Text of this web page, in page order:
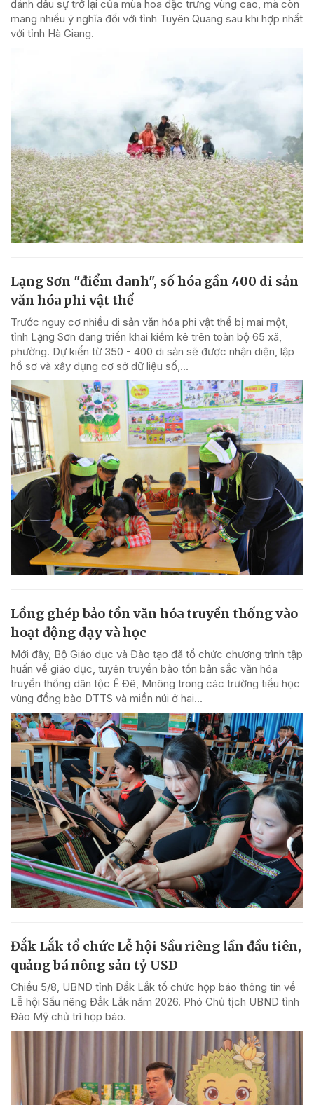
đánh dấu sự trở lại của mùa hoa đặc trưng vùng cao, mà còn
mang nhiều ý nghĩa đối với tỉnh Tuyên Quang sau khi hợp nhất
với tỉnh Hà Giang.
Lạng Sơn "điểm danh", số hóa gần 400 di sản
văn hóa phi vật thể
Trước nguy cơ nhiều di sản văn hóa phi vật thể bị mai một,
tỉnh Lạng Sơn đang triển khai kiểm kê trên toàn bộ 65 xã,
phường. Dự kiến từ 350 - 400 di sản sẽ được nhận diện, lập
hồ sơ và xây dựng cơ sở dữ liệu số,...
Lồng ghép bảo tồn văn hóa truyền thống vào
hoạt động dạy và học
Mới đây, Bộ Giáo dục và Đào tạo đã tổ chức chương trình tập
huấn về giáo dục, tuyên truyền bảo tồn bản sắc văn hóa
truyền thống dân tộc Ê Đê, Mnông trong các trường tiểu học
vùng đồng bào DTTS và miền núi ở hai...
Đắk Lắk tổ chức Lễ hội Sầu riêng lần đầu tiên,
quảng bá nông sản tỷ USD
Chiều 5/8, UBND tỉnh Đắk Lắk tổ chức họp báo thông tin về
Lễ hội Sầu riêng Đắk Lắk năm 2026. Phó Chủ tịch UBND tỉnh
Đào Mỹ chủ trì họp báo.